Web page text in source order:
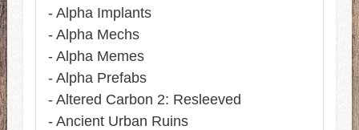
- Alpha Implants
- Alpha Mechs
- Alpha Memes
- Alpha Prefabs
- Altered Carbon 2: Resleeved
- Ancient Urban Ruins